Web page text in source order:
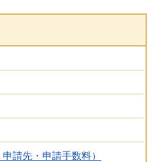
請先・申請手数料）